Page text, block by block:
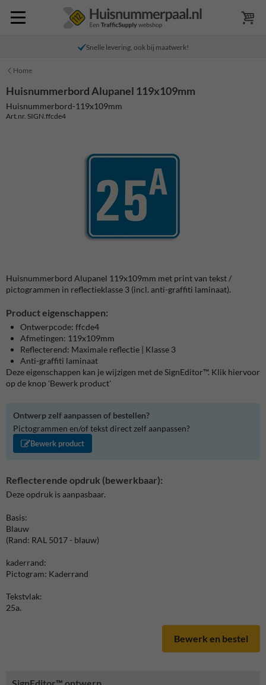
Snelle levering, ook bij maatwerk!
Home
Huisnummerbord Alupanel 119x109mm
Huisnummerbord-119x109mm
Art.nr. SIGN.ffcde4
Huisnummerbord Alupanel 119x109mm met print van tekst /
pictogrammen in reflectieklasse 3 (incl. anti-graffiti laminaat).
Product eigenschappen:
Ontwerpcode: ffcde4
Afmetingen: 119x109mm
Reflecterend: Maximale reflectie | Klasse 3
Anti-graffiti laminaat
Deze eigenschappen kan je wijzigen met de SignEditor™. Klik hiervoor
op de knop 'Bewerk product'
Ontwerp zelf aanpassen of bestellen?
Pictogrammen en/of tekst direct zelf aanpassen?
Bewerk product
Reflecterende opdruk (bewerkbaar):
Deze opdruk is aanpasbaar.
Basis:
Blauw
(Rand: RAL 5017 - blauw)
kaderrand:
Pictogram: Kaderrand
Tekstvlak:
25a.
Bewerk en bestel